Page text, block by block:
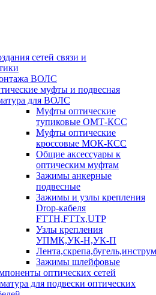
сетей связи и
ВОЛС
муфты и подвесная
для ВОЛС
Муфты оптические
тупиковые ОМТ-КСС
Муфты оптические
кроссовые МОК-КСС
Общие аксессуары к
оптическим муфтам
Зажимы анкерные
подвесные
Зажимы и узлы крепления
Drop-кабеля
FTTH,FTTx,UTP
Узлы крепления
УПМК,УК-Н,УК-П
Зажимы шлейфовые
оптических сетей
для подвески оптических